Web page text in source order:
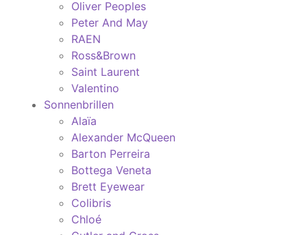
Oliver Peoples
Peter And May
RAEN
Ross&Brown
Saint Laurent
Valentino
Sonnenbrillen
Alaïa
Alexander McQueen
Barton Perreira
Bottega Veneta
Brett Eyewear
Colibris
Chloé